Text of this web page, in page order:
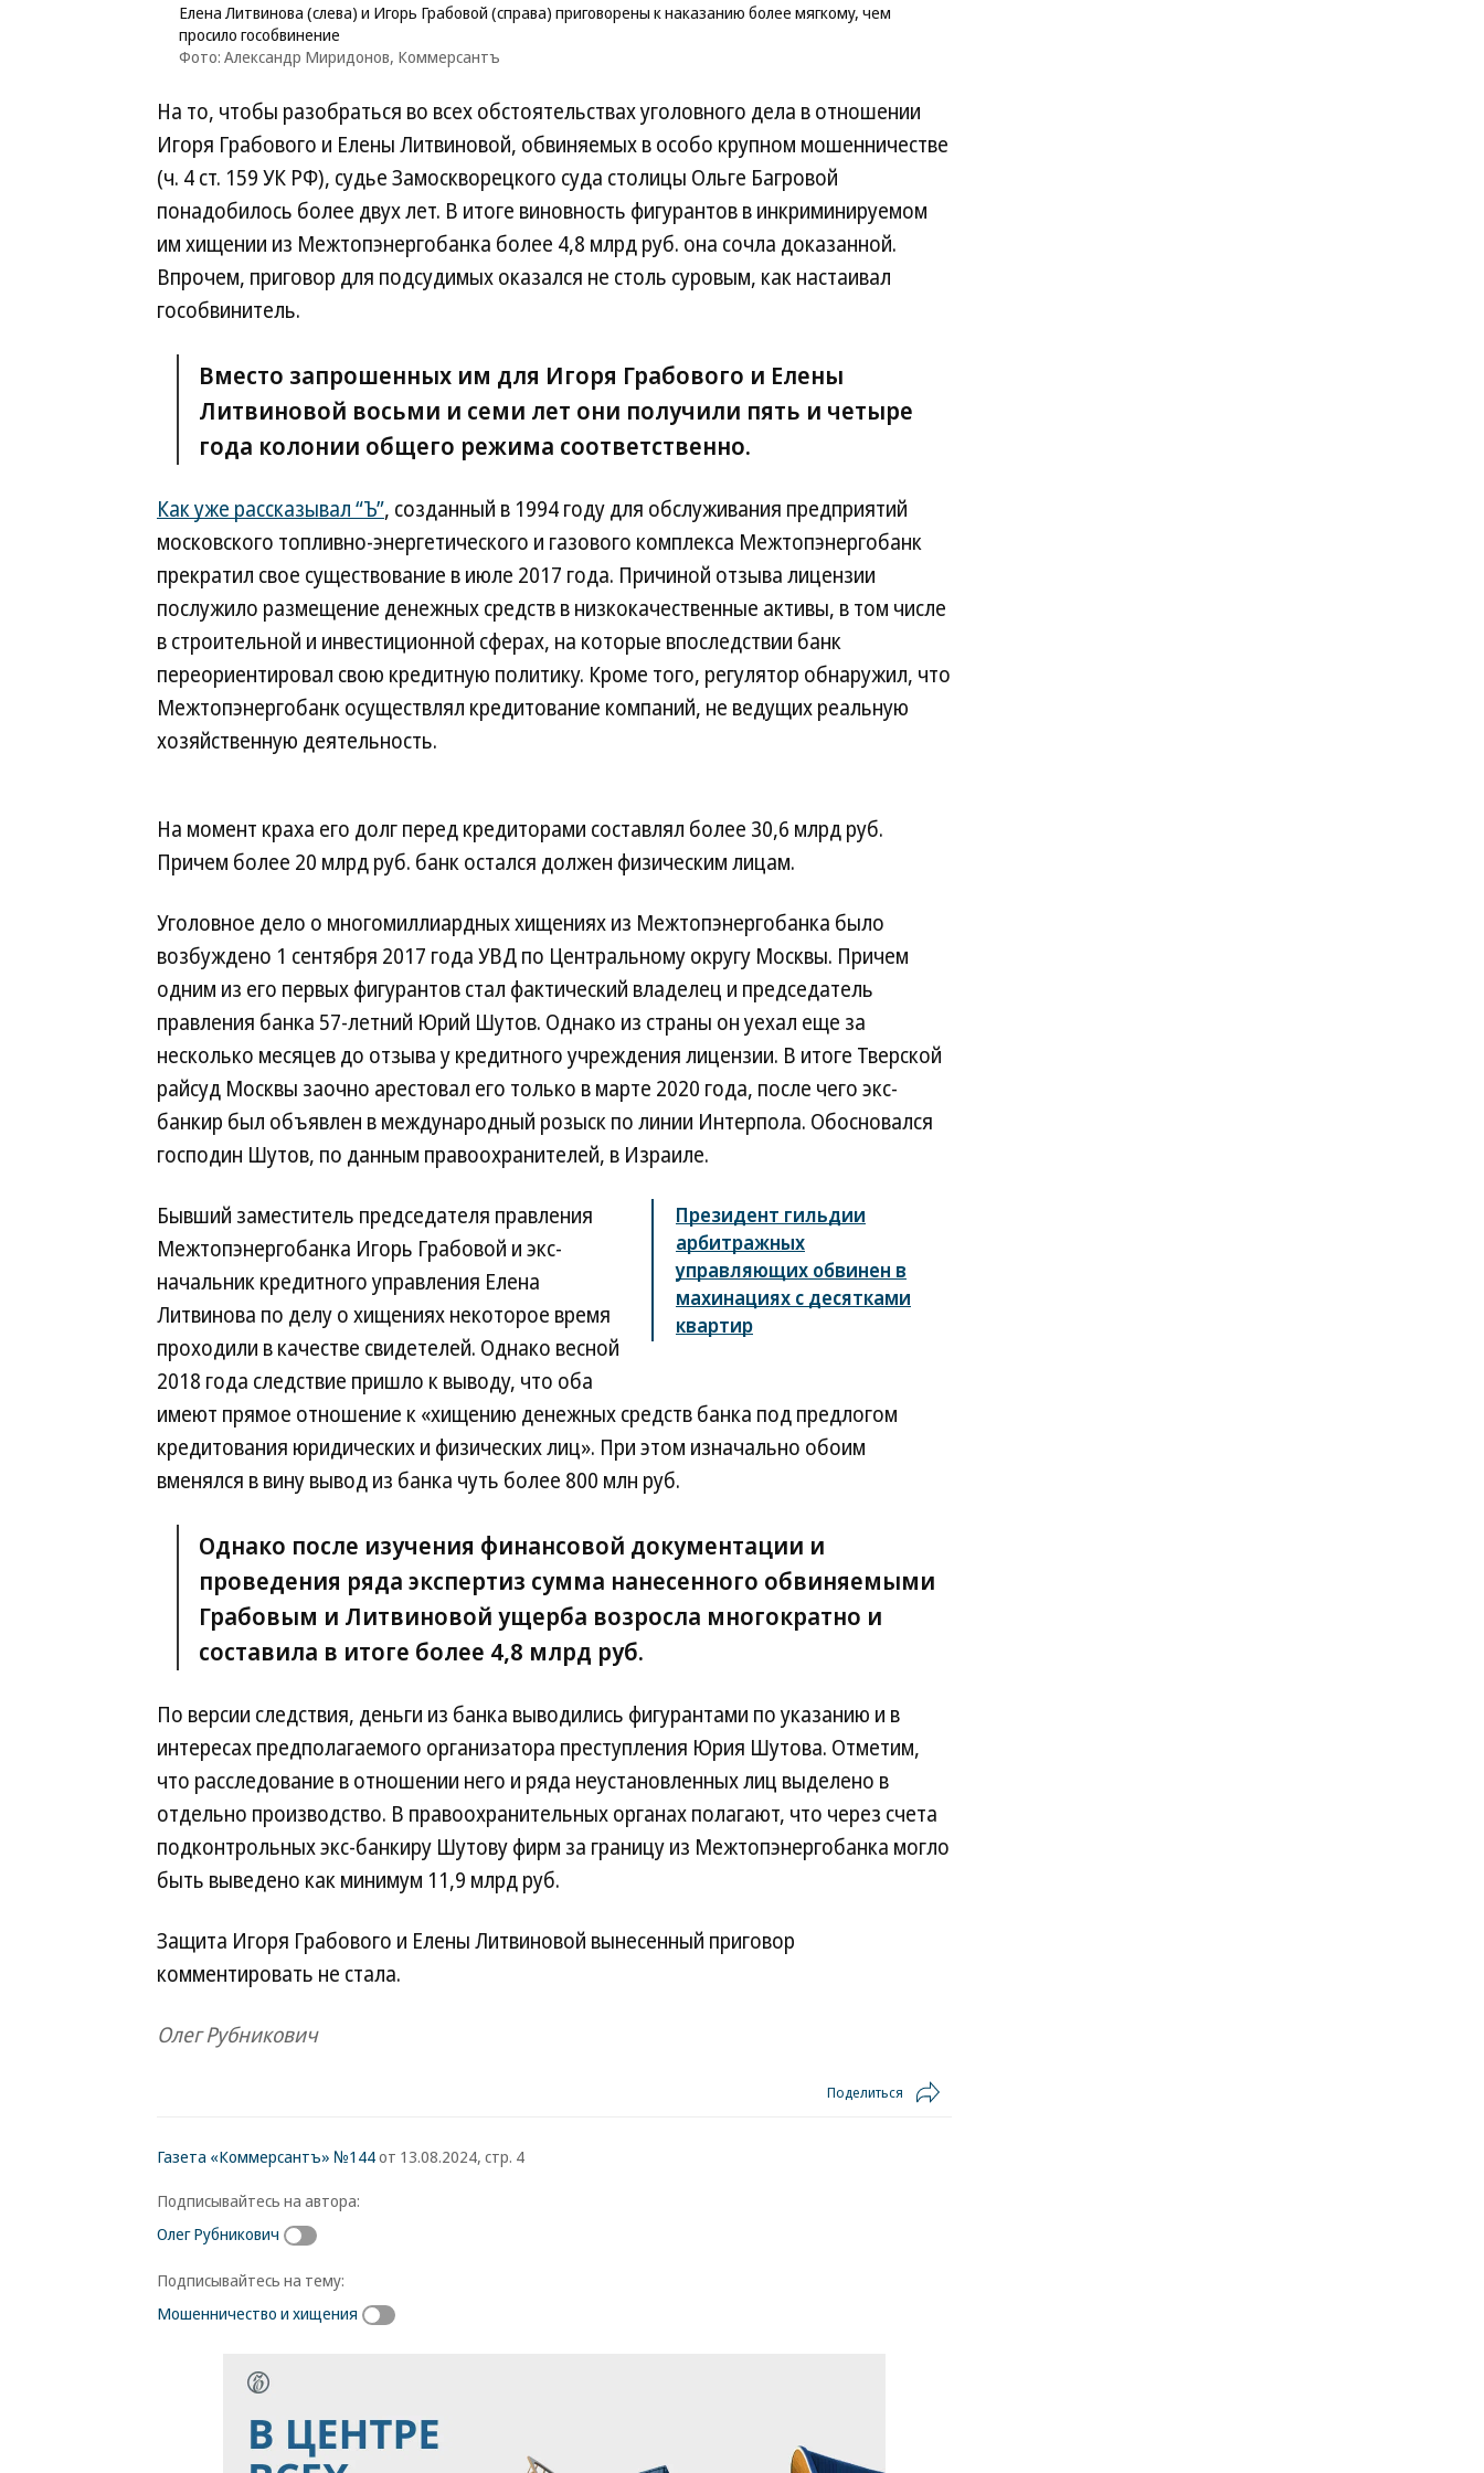
Елена Литвинова (слева) и Игорь Грабовой (справа) приговорены к наказанию более мягкому, чем
просило гособвинение
Фото: Александр Миридонов, Коммерсантъ
На то, чтобы разобраться во всех обстоятельствах уголовного дела в отношении
Игоря Грабового и Елены Литвиновой, обвиняемых в особо крупном мошенничестве
(ч. 4 ст. 159 УК РФ), судье Замоскворецкого суда столицы Ольге Багровой
понадобилось более двух лет. В итоге виновность фигурантов в инкриминируемом
им хищении из Межтопэнергобанка более 4,8 млрд руб. она сочла доказанной.
Впрочем, приговор для подсудимых оказался не столь суровым, как настаивал
гособвинитель.
Вместо запрошенных им для Игоря Грабового и Елены
Литвиновой восьми и семи лет они получили пять и четыре
года колонии общего режима соответственно.
Как уже рассказывал “Ъ”, созданный в 1994 году для обслуживания предприятий
московского топливно-энергетического и газового комплекса Межтопэнергобанк
прекратил свое существование в июле 2017 года. Причиной отзыва лицензии
послужило размещение денежных средств в низкокачественные активы, в том числе
в строительной и инвестиционной сферах, на которые впоследствии банк
переориентировал свою кредитную политику. Кроме того, регулятор обнаружил, что
Межтопэнергобанк осуществлял кредитование компаний, не ведущих реальную
хозяйственную деятельность.
На момент краха его долг перед кредиторами составлял более 30,6 млрд руб.
Причем более 20 млрд руб. банк остался должен физическим лицам.
Уголовное дело о многомиллиардных хищениях из Межтопэнергобанка было
возбуждено 1 сентября 2017 года УВД по Центральному округу Москвы. Причем
одним из его первых фигурантов стал фактический владелец и председатель
правления банка 57-летний Юрий Шутов. Однако из страны он уехал еще за
несколько месяцев до отзыва у кредитного учреждения лицензии. В итоге Тверской
райсуд Москвы заочно арестовал его только в марте 2020 года, после чего экс-
банкир был объявлен в международный розыск по линии Интерпола. Обосновался
господин Шутов, по данным правоохранителей, в Израиле.
Президент гильдии
арбитражных
управляющих обвинен в
махинациях с десятками
квартир
Бывший заместитель председателя правления
Межтопэнергобанка Игорь Грабовой и экс-
начальник кредитного управления Елена
Литвинова по делу о хищениях некоторое время
проходили в качестве свидетелей. Однако весной
2018 года следствие пришло к выводу, что оба
имеют прямое отношение к «хищению денежных средств банка под предлогом
кредитования юридических и физических лиц». При этом изначально обоим
вменялся в вину вывод из банка чуть более 800 млн руб.
Однако после изучения финансовой документации и
проведения ряда экспертиз сумма нанесенного обвиняемыми
Грабовым и Литвиновой ущерба возросла многократно и
составила в итоге более 4,8 млрд руб.
По версии следствия, деньги из банка выводились фигурантами по указанию и в
интересах предполагаемого организатора преступления Юрия Шутова. Отметим,
что расследование в отношении него и ряда неустановленных лиц выделено в
отдельно производство. В правоохранительных органах полагают, что через счета
подконтрольных экс-банкиру Шутову фирм за границу из Межтопэнергобанка могло
быть выведено как минимум 11,9 млрд руб.
Защита Игоря Грабового и Елены Литвиновой вынесенный приговор
комментировать не стала.
Олег Рубникович
Поделиться
Газета «Коммерсантъ» №144от 13.08.2024, стр. 4
Подписывайтесь на автора:
Олег Рубникович
Подписывайтесь на тему:
Мошенничество и хищения